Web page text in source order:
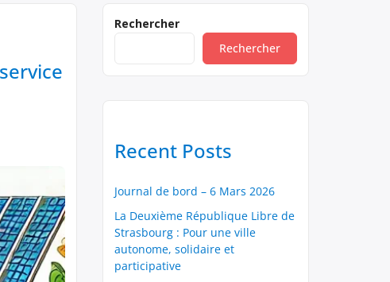
Rechercher
Rechercher
Recent Posts
Journal de bord – 6 Mars 2026
La Deuxième République Libre de
Strasbourg : Pour une ville
autonome, solidaire et
participative